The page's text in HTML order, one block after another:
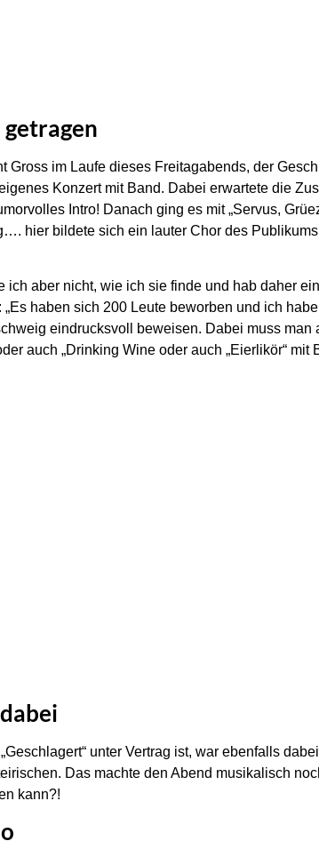
Gross im Laufe dieses Freitagabends, der
Konzert mit Band. Dabei erwartete die
Intro! Danach ging es mit „Servus,
hier bildete sich ein lauter Chor des
aber nicht, wie ich sie finde und hab daher
haben sich 200 Leute beworben und ich
eindrucksvoll beweisen. Dabei muss man
auch „Drinking Wine oder auch „Eierlikör“
unter Vertrag ist, war ebenfalls
Das machte den Abend musikalisch
kann?!